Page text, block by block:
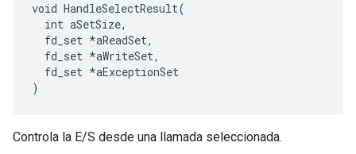
void HandleSelectResult(
  int aSetSize,
  fd_set *aReadSet,
  fd_set *aWriteSet,
  fd_set *aExceptionSet
)
Controla la E/S desde una llamada seleccionada.